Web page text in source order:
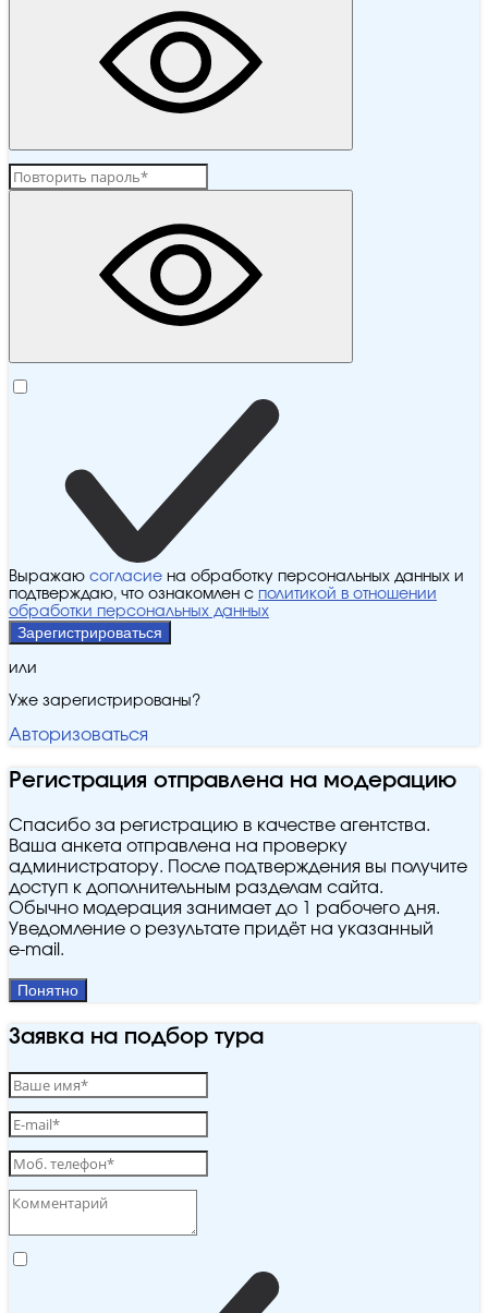
Выражаю согласие на обработку персональных данных и
подтверждаю, что ознакомлен с политикой в отношении
обработки персональных данных
Зарегистрироваться
или
Уже зарегистрированы?
Авторизоваться
Регистрация отправлена на модерацию
Спасибо за регистрацию в качестве агентства.
Ваша анкета отправлена на проверку
администратору. После подтверждения вы получите
доступ к дополнительным разделам сайта.
Обычно модерация занимает до 1 рабочего дня.
Уведомление о результате придёт на указанный
e‑mail.
Понятно
Заявка на подбор тура